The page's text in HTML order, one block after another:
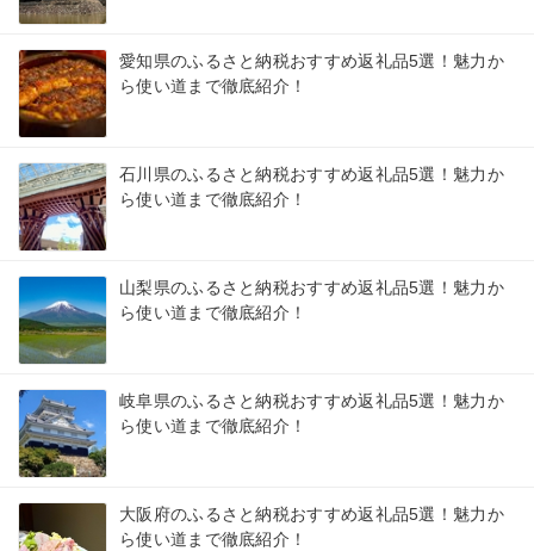
愛知県のふるさと納税おすすめ返礼品5選！魅力か
ら使い道まで徹底紹介！
石川県のふるさと納税おすすめ返礼品5選！魅力か
ら使い道まで徹底紹介！
山梨県のふるさと納税おすすめ返礼品5選！魅力か
ら使い道まで徹底紹介！
岐阜県のふるさと納税おすすめ返礼品5選！魅力か
ら使い道まで徹底紹介！
大阪府のふるさと納税おすすめ返礼品5選！魅力か
ら使い道まで徹底紹介！